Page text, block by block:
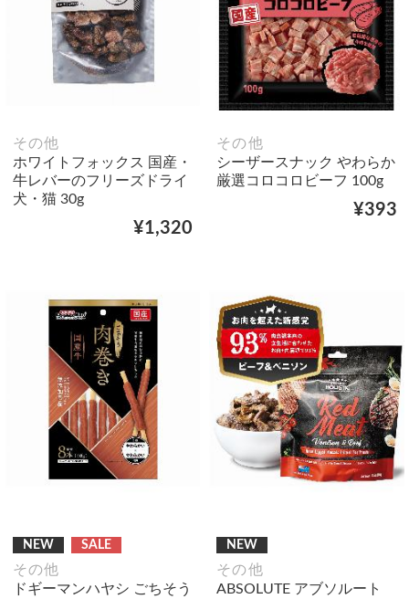
その他
ホワイトフォックス 国産・
牛レバーのフリーズドライ
犬・猫 30g
¥1,320
その他
シーザースナック やわらか
厳選コロコロビーフ 100g
¥393
NEW SALE
その他
ドギーマンハヤシ ごちそう
NEW
その他
ABSOLUTE アブソルート